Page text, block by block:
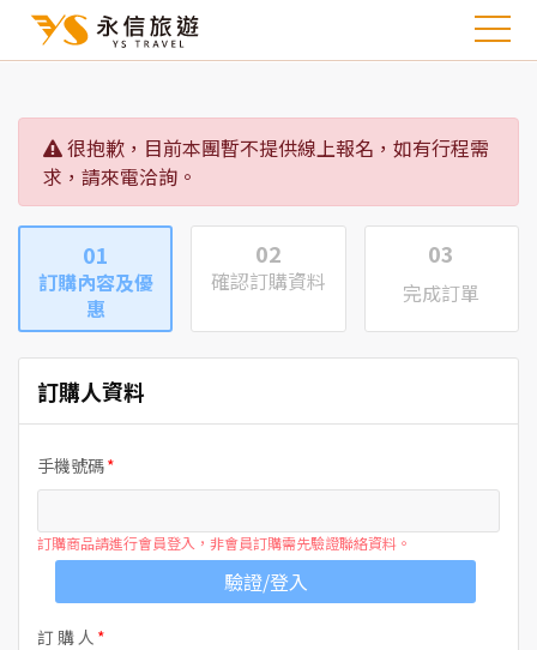
很抱歉，目前本團暫不提供線上報名，如有行程需
求，請來電洽詢。
01
訂購內容及優
惠
02
確認訂購資料
03
完成訂單
訂購人資料
手機號碼
訂購商品請進行會員登入，非會員訂購需先驗證聯絡資料。
驗證/登入
訂 購 人